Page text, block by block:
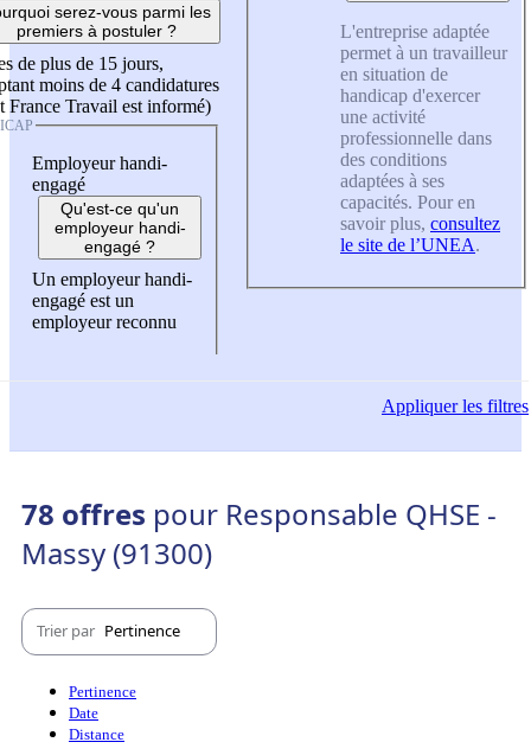
serez-vous parmi les
premiers à postuler ?
de plus de 15 jours,
moins de 4 candidatures
France Travail est informé)
Employeur handi-
engagé
Qu'est-ce qu'un
employeur handi-
engagé ?
Un employeur handi-
engagé est un
employeur reconnu
L'entreprise adaptée
permet à un travailleur
en situation de
handicap d'exercer
une activité
professionnelle dans
des conditions
adaptées à ses
capacités. Pour en
savoir plus, consultez
le site de l’UNEA.
Appliquerles filtres
78 offres pour Responsable QHSE -
Massy (91300)
Trier par Pertinence
Pertinence
Date
Distance